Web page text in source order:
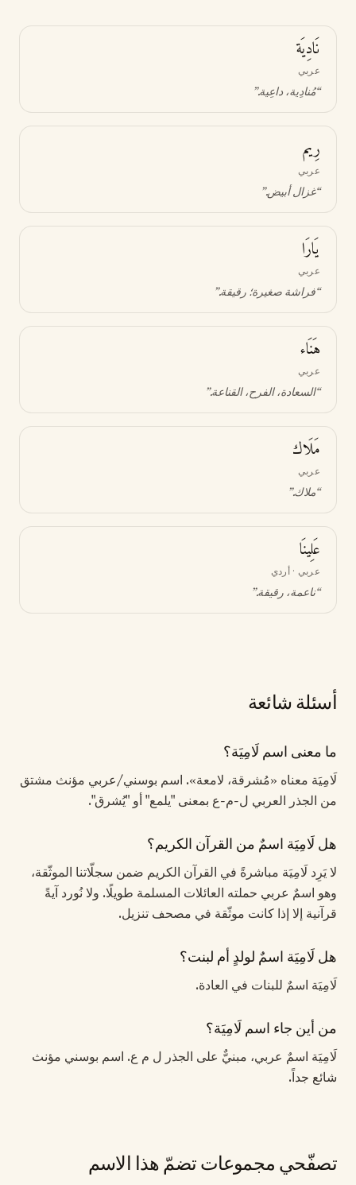
نَادِيَة
عربي
“مُنادِية، داعِية.”
رِيم
عربي
“غزال أبيض.”
يَارَا
عربي
“فراشة صغيرة؛ رقيقة.”
هَنَاء
عربي
“السعادة، الفرح، القناعة.”
مَلَاك
عربي
“ملاك.”
عَلِينَا
عربي · أردي
“ناعمة، رقيقة.”
أسئلة شائعة
ما معنى اسم لَامِيَة؟
لَامِيَة معناه «مُشرقة، لامعة». اسم بوسني/عربي مؤنث مشتق
من الجذر العربي ل-م-ع بمعنى "يلمع" أو "يُشرق".
هل لَامِيَة اسمٌ من القرآن الكريم؟
لا يَرِد لَامِيَة مباشرةً في القرآن الكريم ضمن سجلّاتنا الموثّقة،
وهو اسمٌ عربي حملته العائلات المسلمة طويلًا. ولا نُورد آيةً
قرآنية إلا إذا كانت موثّقة في مصحف تنزيل.
هل لَامِيَة اسمٌ لولدٍ أم لبنت؟
لَامِيَة اسمٌ للبنات في العادة.
من أين جاء اسم لَامِيَة؟
لَامِيَة اسمٌ عربي، مبنيٌّ على الجذر ل م ع. اسم بوسني مؤنث
شائع جداً.
تصفّحي مجموعات تضمّ هذا الاسم